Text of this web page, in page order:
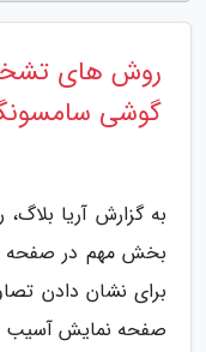
روش های
گوشی
به گزارش آریا
بخش مهم در صفحه
برای نشان دادن
صفحه نمایش آسیب